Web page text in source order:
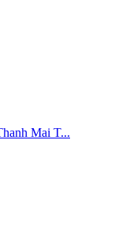
Mai T...